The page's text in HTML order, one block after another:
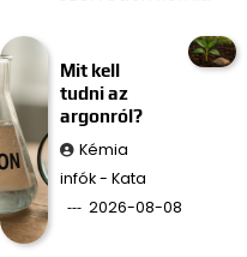
Mit kell
tudni az
argonról?
Kémia
infók - Kata
2026-08-08